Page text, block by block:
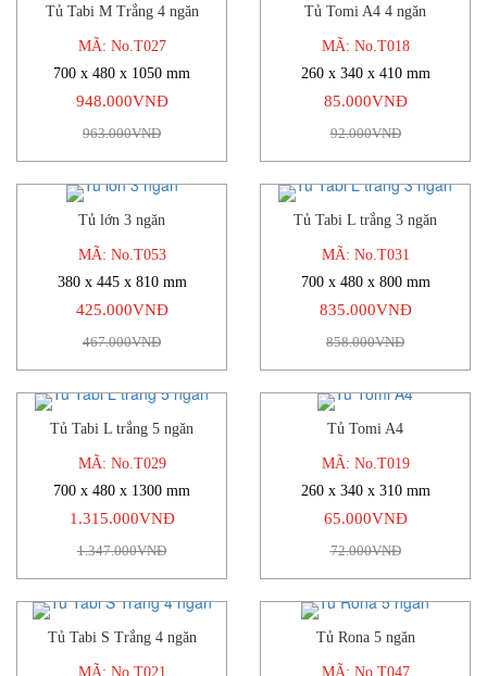
-2%
Tủ Tabi M Trắng 4 ngăn
MÃ: No.T027
700 x 480 x 1050 mm
948.000VNĐ
963.000VNĐ
-8%
Tủ Tomi A4 4 ngăn
MÃ: No.T018
260 x 340 x 410 mm
85.000VNĐ
92.000VNĐ
Tủ lớn 3 ngăn
MÃ: No.T053
380 x 445 x 810 mm
425.000VNĐ
467.000VNĐ
-3%
Tủ Tabi L trắng 3 ngăn
MÃ: No.T031
700 x 480 x 800 mm
835.000VNĐ
858.000VNĐ
-2%
Tủ Tabi L trắng 5 ngăn
MÃ: No.T029
700 x 480 x 1300 mm
1.315.000VNĐ
1.347.000VNĐ
Tủ Tomi A4
MÃ: No.T019
260 x 340 x 310 mm
65.000VNĐ
72.000VNĐ
-4%
Tủ Tabi S Trắng 4 ngăn
MÃ: No.T021
Tủ Rona 5 ngăn
MÃ: No.T047